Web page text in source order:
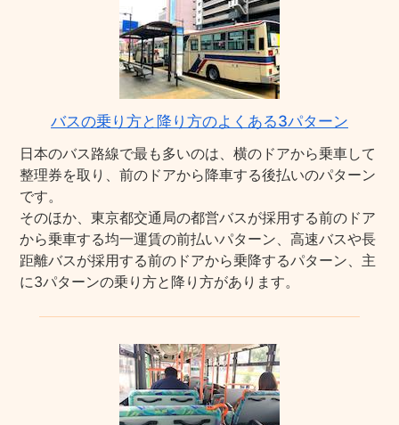
バスの乗り方と降り方のよくある3パターン
日本のバス路線で最も多いのは、横のドアから乗車して
整理券を取り、前のドアから降車する後払いのパターン
です。
そのほか、東京都交通局の都営バスが採用する前のドア
から乗車する均一運賃の前払いパターン、高速バスや長
距離バスが採用する前のドアから乗降するパターン、主
に3パターンの乗り方と降り方があります。